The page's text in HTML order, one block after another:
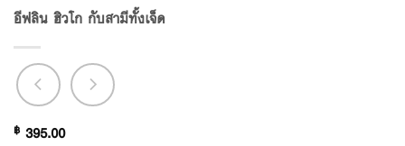
อีฟลิน ฮิวโก กับสามีทั้งเจ็ด
฿ 395.00